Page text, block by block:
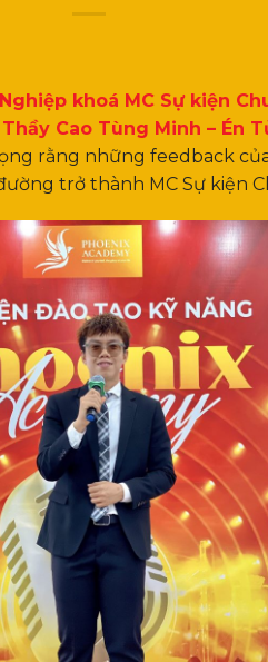
khoá MC Sự kiện
Thầy Cao Tùng Minh – Én
rằng những feedback
trở thành MC Sự kiện